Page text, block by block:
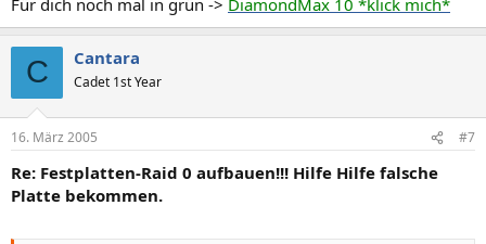
C Cantara
Cadet 1st Year
16. März 2005 #7
Re: Festplatten-Raid 0 aufbauen!!! Hilfe Hilfe falsche
Platte bekommen.